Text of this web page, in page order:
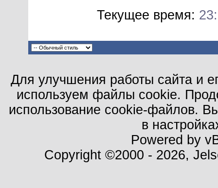
Текущее время:
Для улучшения работы сайта и
используем файлы cookie.
использование cookie-файлов.
в
Powered by
Copyright ©2000 - 2026,